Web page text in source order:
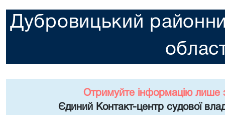
Дубровицький
Отримуйте інформацію лише
Єдиний Контакт-центр судової